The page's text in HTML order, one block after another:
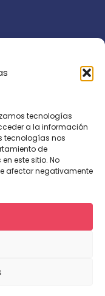
tecnologías
a la información
tecnologías nos
de
este sitio. No
afectar negativamente
|